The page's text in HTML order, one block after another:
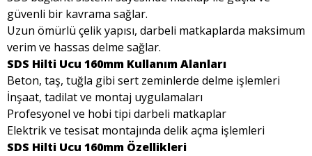
güvenli bir kavrama sağlar.
Uzun ömürlü çelik yapısı, darbeli matkaplarda maksimum
verim ve hassas delme sağlar.
SDS Hilti Ucu 160mm Kullanım Alanları
Beton, taş, tuğla gibi sert zeminlerde delme işlemleri
İnşaat, tadilat ve montaj uygulamaları
Profesyonel ve hobi tipi darbeli matkaplar
Elektrik ve tesisat montajında delik açma işlemleri
SDS Hilti Ucu 160mm Özellikleri